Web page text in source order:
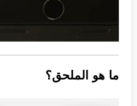
ما هو الملحق؟